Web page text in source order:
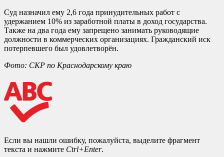
Суд назначил ему 2,6 года принудительных работ с
удержанием 10% из заработной платы в доход государства.
Также на два года ему запрещено занимать руководящие
должности в коммерческих организациях. Гражданский иск
потерпевшего был удовлетворён.
Фото: СКР по Краснодарскому краю
Если вы нашли ошибку, пожалуйста, выделите фрагмент
текста и нажмите Ctrl+Enter.